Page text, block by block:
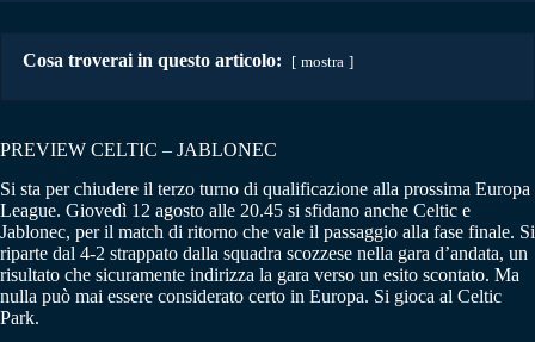
Cosa troverai in questo articolo: mostra
PREVIEW CELTIC – JABLONEC
Si sta per chiudere il terzo turno di qualificazione alla prossima Europa
League. Giovedì 12 agosto alle 20.45 si sfidano anche Celtic e
Jablonec, per il match di ritorno che vale il passaggio alla fase finale. Si
riparte dal 4-2 strappato dalla squadra scozzese nella gara d’andata, un
risultato che sicuramente indirizza la gara verso un esito scontato. Ma
nulla può mai essere considerato certo in Europa. Si gioca al Celtic
Park.